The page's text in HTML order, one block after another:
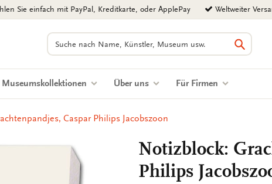
Sie einfach mit PayPal, Kreditkarte, oder ApplePay Weltweiter
Suchen
Suchen
Museumskollektionen Über uns Für Firmen
Caspar Philips Jacobszoon
Notizblock:
Philips